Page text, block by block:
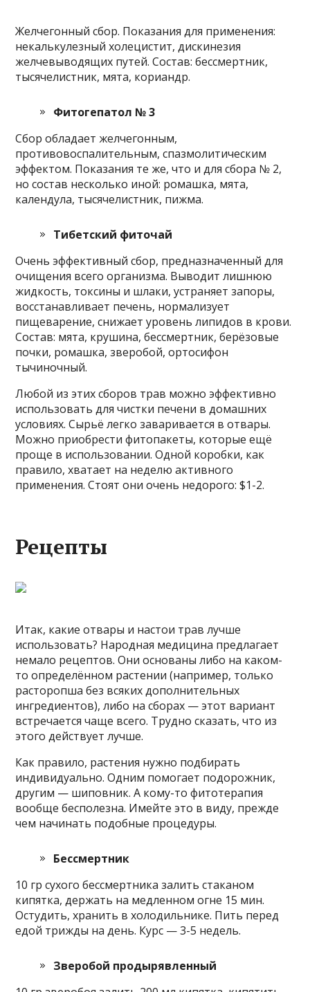
Желчегонный сбор. Показания для применения:
некалькулезный холецистит, дискинезия
желчевыводящих путей. Состав: бессмертник,
тысячелистник, мята, кориандр.
Фитогепатол № 3
Сбор обладает желчегонным,
противовоспалительным, спазмолитическим
эффектом. Показания те же, что и для сбора № 2,
но состав несколько иной: ромашка, мята,
календула, тысячелистник, пижма.
Тибетский фиточай
Очень эффективный сбор, предназначенный для
очищения всего организма. Выводит лишнюю
жидкость, токсины и шлаки, устраняет запоры,
восстанавливает печень, нормализует
пищеварение, снижает уровень липидов в крови.
Состав: мята, крушина, бессмертник, берёзовые
почки, ромашка, зверобой, ортосифон
тычиночный.
Любой из этих сборов трав можно эффективно
использовать для чистки печени в домашних
условиях. Сырьё легко заваривается в отвары.
Можно приобрести фитопакеты, которые ещё
проще в использовании. Одной коробки, как
правило, хватает на неделю активного
применения. Стоят они очень недорого: $1-2.
Рецепты
Итак, какие отвары и настои трав лучше
использовать? Народная медицина предлагает
немало рецептов. Они основаны либо на каком-
то определённом растении (например, только
расторопша без всяких дополнительных
ингредиентов), либо на сборах — этот вариант
встречается чаще всего. Трудно сказать, что из
этого действует лучше.
Как правило, растения нужно подбирать
индивидуально. Одним помогает подорожник,
другим — шиповник. А кому-то фитотерапия
вообще бесполезна. Имейте это в виду, прежде
чем начинать подобные процедуры.
Бессмертник
10 гр сухого бессмертника залить стаканом
кипятка, держать на медленном огне 15 мин.
Остудить, хранить в холодильнике. Пить перед
едой трижды на день. Курс — 3-5 недель.
Зверобой продырявленный